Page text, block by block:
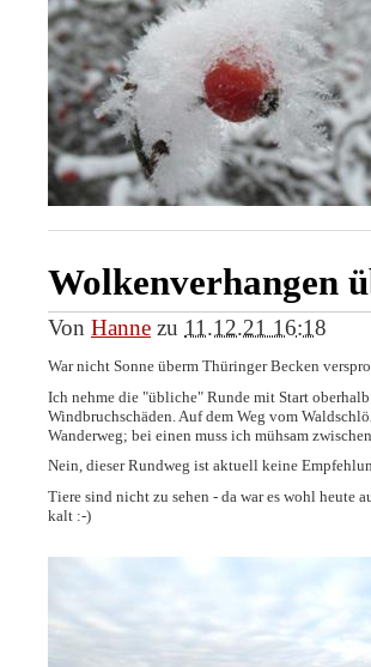
Wolkenverhangen
Von Hanne zu 11.12.21 16:18
War nicht Sonne überm Thüringer Becken
Ich nehme die "übliche" Runde mit Start
Windbruchschäden. Auf dem Weg vom
Wanderweg; bei einen muss ich mühsam
Nein, dieser Rundweg ist aktuell keine
Tiere sind nicht zu sehen - da war es wohl heute
kalt :-)